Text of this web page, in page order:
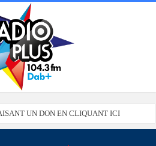
UN DON EN CLIQUANT ICI